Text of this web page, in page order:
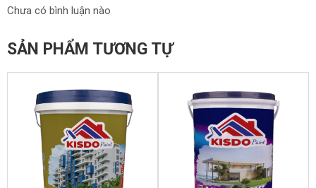
Chưa có bình luận nào
SẢN PHẨM TƯƠNG TỰ